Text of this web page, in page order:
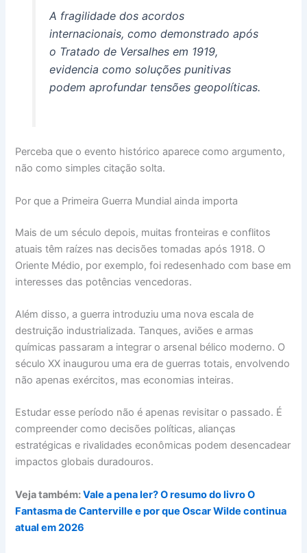
A fragilidade dos acordos
internacionais, como demonstrado após
o Tratado de Versalhes em 1919,
evidencia como soluções punitivas
podem aprofundar tensões geopolíticas.
Perceba que o evento histórico aparece como argumento,
não como simples citação solta.
Por que a Primeira Guerra Mundial ainda importa
Mais de um século depois, muitas fronteiras e conflitos
atuais têm raízes nas decisões tomadas após 1918. O
Oriente Médio, por exemplo, foi redesenhado com base em
interesses das potências vencedoras.
Além disso, a guerra introduziu uma nova escala de
destruição industrializada. Tanques, aviões e armas
químicas passaram a integrar o arsenal bélico moderno. O
século XX inaugurou uma era de guerras totais, envolvendo
não apenas exércitos, mas economias inteiras.
Estudar esse período não é apenas revisitar o passado. É
compreender como decisões políticas, alianças
estratégicas e rivalidades econômicas podem desencadear
impactos globais duradouros.
Veja também:Vale a pena ler? O resumo do livro O
Fantasma de Canterville e por que Oscar Wilde continua
atual em 2026